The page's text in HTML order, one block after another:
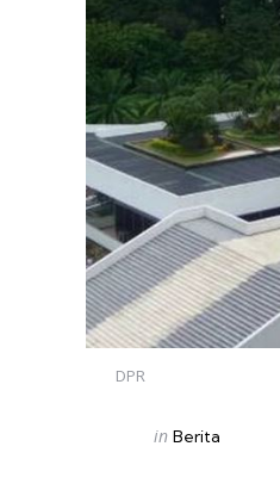
DPR
Categories
Posted
in Berita